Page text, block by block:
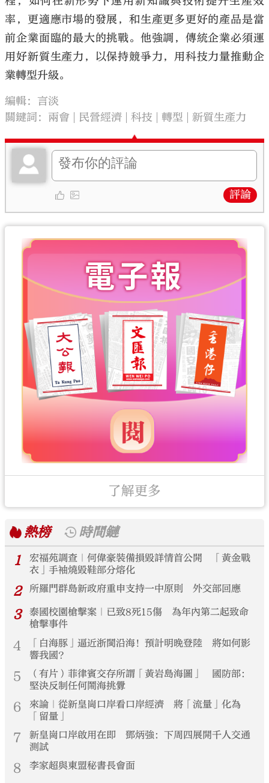
率，更適應市場的發展，和生產更多更好的產品是當
前企業面臨的最大的挑戰。他強調，傳統企業必須運
用好新質生產力，以保持競爭力，用科技力量推動企
業轉型升級。
編輯：言淡
關鍵詞： 兩會 民營經濟 科技 轉型 新質生產力
評論
了解更多
熱榜
時間鏈
1
宏福苑調查｜何偉豪裝備損毀詳情首公開 「黃金戰
衣」手袖燒毀鞋部分熔化
2 所羅門群島新政府重申支持一中原則 外交部回應
3
泰國校園槍擊案｜已致8死15傷 為年內第二起致命
槍擊事件
4
「白海豚」逼近浙閩沿海！預計明晚登陸 將如何影
響我國？
5
（有片）菲律賓交存所謂「黃岩島海圖」 國防部：
堅決反制任何鬧海挑釁
6
來論｜從新皇崗口岸看口岸經濟 將「流量」化為
「留量」
7
新皇崗口岸啟用在即 鄧炳強：下周四展開千人交通
測試
8 李家超與東盟秘書長會面